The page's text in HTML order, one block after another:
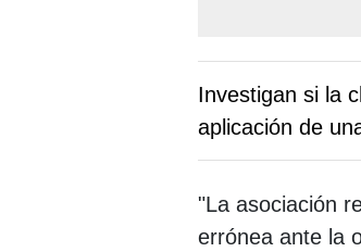
Investigan si la
aplicación de
"La asociación
errónea ante la